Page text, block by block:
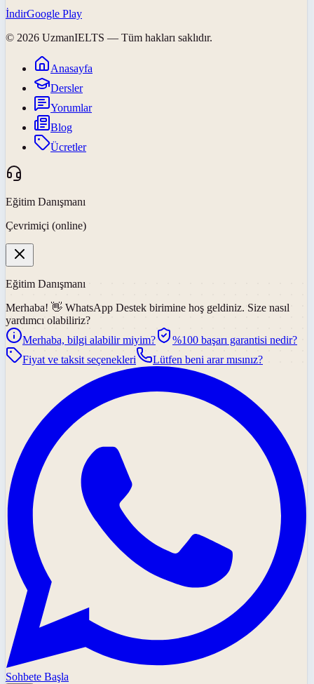
İndirGoogle Play
© 2026 UzmanIELTS — Tüm hakları saklıdır.
Anasayfa
Dersler
Yorumlar
Blog
Ücretler
Eğitim Danışmanı
Çevrimiçi (online)
Eğitim Danışmanı
Merhaba! 👋 WhatsApp Destek birimine hoş geldiniz. Size nasıl
yardımcı olabiliriz?
Merhaba, bilgi alabilir miyim?
%100 başarı garantisi nedir?
Fiyat ve taksit seçenekleri
Lütfen beni arar mısınız?
Sohbete Başla